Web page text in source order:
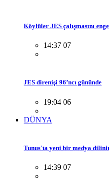
Köylüler JES çalışmasını
14:37 07
JES direnişi 96’ncı gününde
19:04 06
DÜNYA
Tunus'ta yeni bir medya
14:39 07